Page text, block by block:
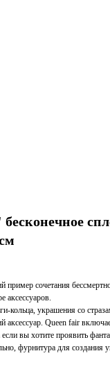
сочетания
аксессуаров.
кольца, украшения со
аксессуар. Queen fair
вы хотите проявить
фурнитура для